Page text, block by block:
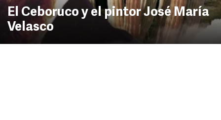
El Ceboruco y el pintor José María
Velasco